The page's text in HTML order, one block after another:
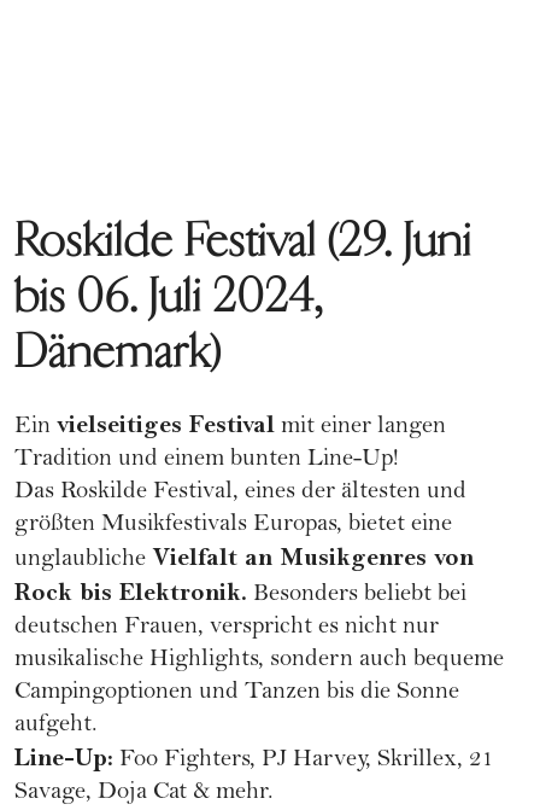
Roskilde Festival (29. Juni
bis 06. Juli 2024,
Dänemark)
Ein vielseitiges Festival mit einer langen
Tradition und einem bunten Line-Up!
Das Roskilde Festival, eines der ältesten und
größten Musikfestivals Europas, bietet eine
unglaubliche Vielfalt an Musikgenres von
Rock bis Elektronik. Besonders beliebt bei
deutschen Frauen, verspricht es nicht nur
musikalische Highlights, sondern auch bequeme
Campingoptionen und Tanzen bis die Sonne
aufgeht.
Line-Up: Foo Fighters, PJ Harvey, Skrillex, 21
Savage, Doja Cat & mehr.